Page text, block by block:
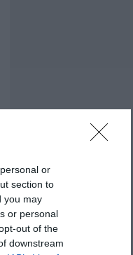
or
section to
you may
or personal
out of the
downstream
«Ανάσα» για τους
αγρότες στην
Εύβοια:
Ολοκληρώθηκε
μεγάλο έργο
06.08.2026 | 20:40